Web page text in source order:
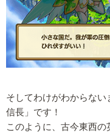
そしてわけがわからない
信長」です！
このように、古今東西